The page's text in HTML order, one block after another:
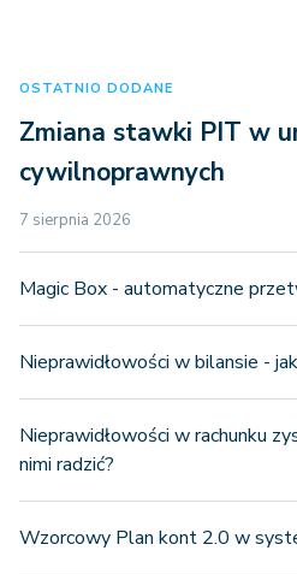
OSTATNIO DODANE
Zmiana stawki PIT w
cywilnoprawnych
7 sierpnia 2026
Magic Box - automatyczne
Nieprawidłowości w bilansie -
Nieprawidłowości w rachunku
nimi radzić?
Wzorcowy Plan kont 2.0 w